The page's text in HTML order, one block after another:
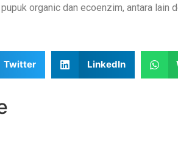
organic dan ecoenzim, antara lain
Twitter LinkedIn